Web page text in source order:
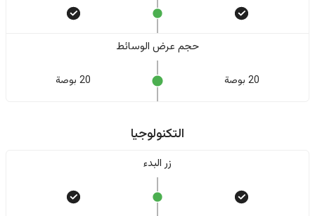
حجم عرض الوسائط
20 بوصة 20 بوصة
التكنولوجيا
زر البدء